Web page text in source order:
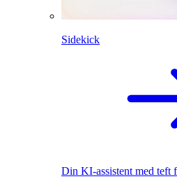
Sidekick
Din KI-assistent med teft